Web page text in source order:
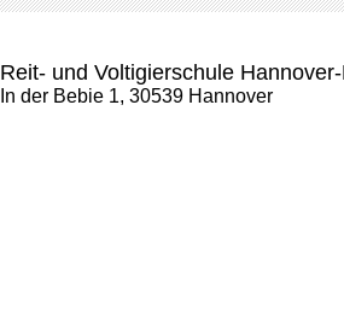
Reit- und Voltigierschule
In der Bebie 1, 30539 Hannover